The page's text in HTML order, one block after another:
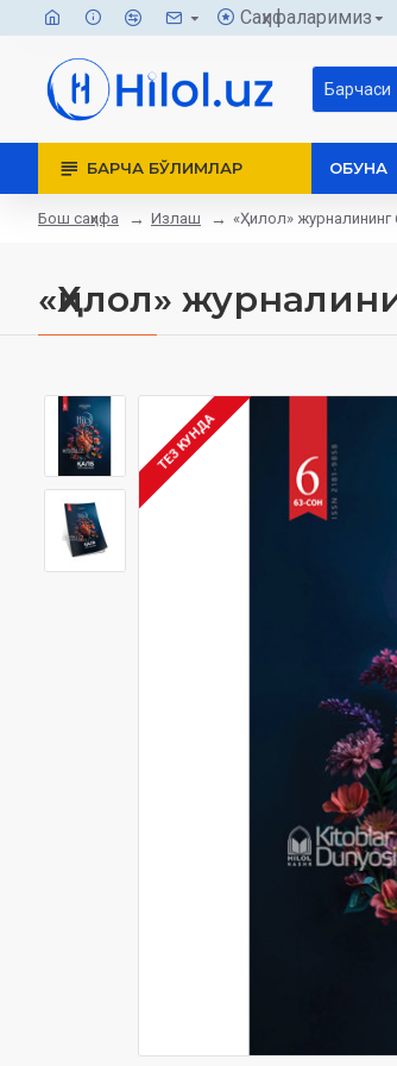
Саҳифаларимиз
Барчаси
БАРЧА БЎЛИМЛАР ОБУНА
Бош саҳифа Излаш «Ҳилол» журналининг
«Ҳилол»
ТЕЗ КУНДА